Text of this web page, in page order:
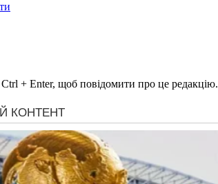
Ctrl + Enter, щоб повідомити про це редакцію.